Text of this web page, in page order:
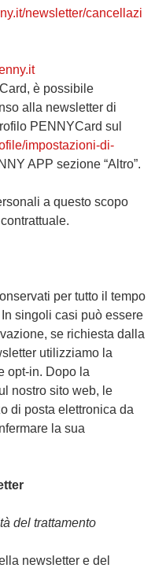
newsletter/cancellazi
è possibile
alla newsletter di
PENNYCard sul
impostazioni-di-
APP sezione “Altro”.
a questo scopo
per tutto il tempo
singoli casi può essere
se richiesta dalla
utilizziamo la
opt-in. Dopo la
nostro sito web, le
di posta elettronica da
la sua
del trattamento
newsletter e del